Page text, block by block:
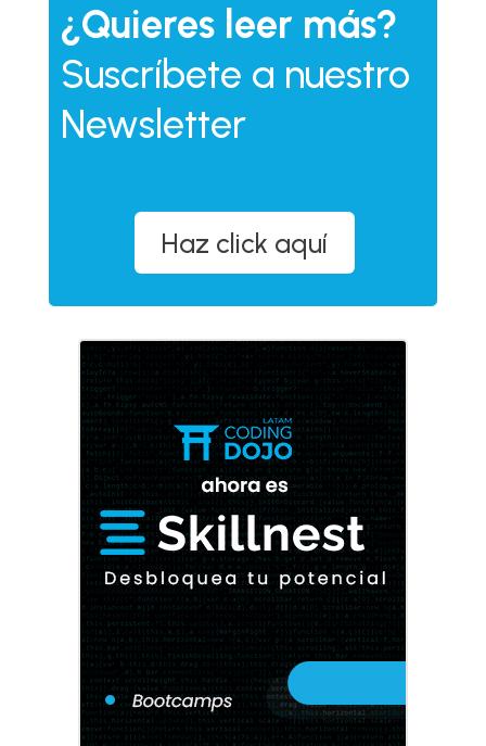
¿Quieres leer más?
Suscríbete a nuestro
Newsletter
Haz click aquí